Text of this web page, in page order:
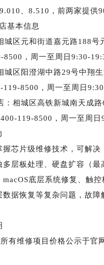
、8.510，前两家提供
基本信息
城区元和街道嘉元路188号
8500，周一至周日9:30-
城区阳澄湖中路29号中翔
119-8500，周一至周日
：相城区高铁新城南天成
119-8500，周一至周日
握芯片级维修技术，可解决
多层板处理、硬盘扩容（最
macOS底层系统修复、触
数据恢复等复杂问题，故障
有维修项目价格公示于官